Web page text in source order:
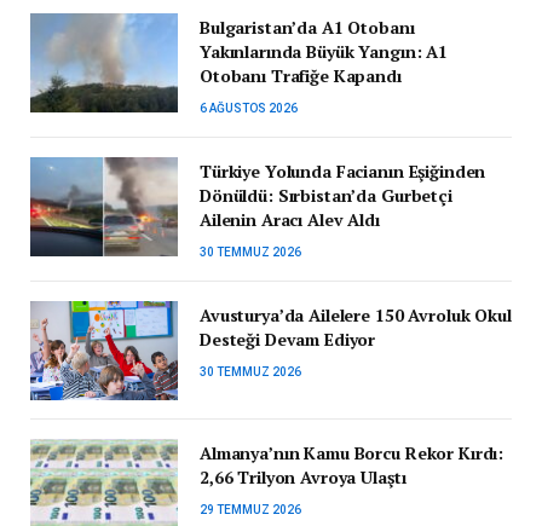
Bulgaristan’da A1 Otobanı
Yakınlarında Büyük Yangın: A1
Otobanı Trafiğe Kapandı
6 AĞUSTOS 2026
Türkiye Yolunda Facianın Eşiğinden
Dönüldü: Sırbistan’da Gurbetçi
Ailenin Aracı Alev Aldı
30 TEMMUZ 2026
Avusturya’da Ailelere 150 Avroluk Okul
Desteği Devam Ediyor
30 TEMMUZ 2026
Almanya’nın Kamu Borcu Rekor Kırdı:
2,66 Trilyon Avroya Ulaştı
29 TEMMUZ 2026